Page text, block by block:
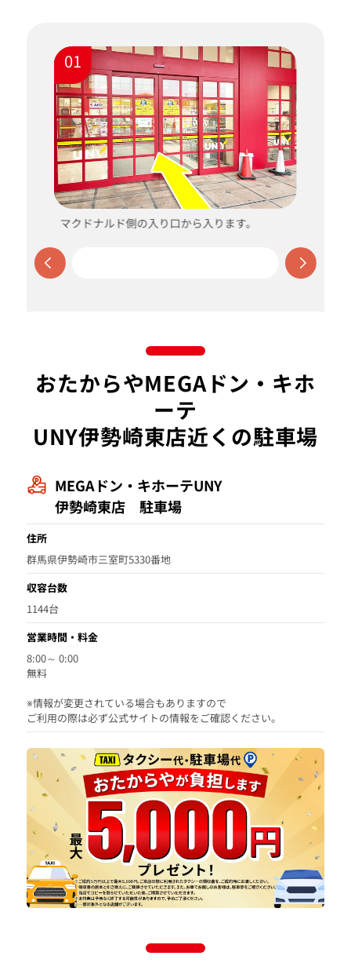
01
マクドナルド側の入り口から入ります。
おたからやMEGAドン・キホ
ーテ
UNY伊勢崎東店近くの駐車場
MEGAドン・キホーテUNY
伊勢崎東店 駐車場
住所
群馬県伊勢崎市三室町5330番地
収容台数
1144台
営業時間・料金
8:00～ 0:00
無料
※情報が変更されている場合もありますので
ご利用の際は必ず公式サイトの情報をご確認ください。